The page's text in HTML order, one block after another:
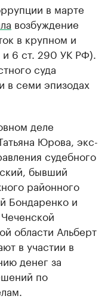
в марте
возбуждение
в крупном и
6 ст. 290 УК РФ).
суда
в семи эпизодах
деле
Юрова, экс-
судебного
бывший
районного
Бондаренко и
области Альберт
в участии в
денег за
по